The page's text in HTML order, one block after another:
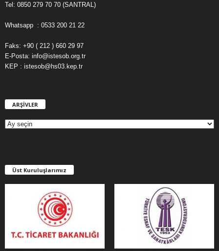
Tel: 0850 279 70 70 (SANTRAL)
Whatsapp : 0533 200 21 22
Faks: +90 ( 212 ) 660 29 97
E-Posta: info@istesob.org.tr
KEP : istesob@hs03.kep.tr
ARŞİVLER
E
R
Üst Kuruluşlarımız